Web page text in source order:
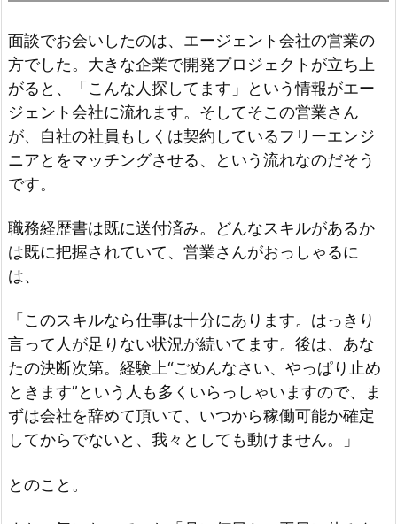
面談でお会いしたのは、エージェント会社の営業の
方でした。大きな企業で開発プロジェクトが立ち上
がると、「こんな人探してます」という情報がエー
ジェント会社に流れます。そしてそこの営業さん
が、自社の社員もしくは契約しているフリーエンジ
ニアとをマッチングさせる、という流れなのだそう
です。
職務経歴書は既に送付済み。どんなスキルがあるか
は既に把握されていて、営業さんがおっしゃるに
は、
「このスキルなら仕事は十分にあります。はっきり
言って人が足りない状況が続いてます。後は、あな
たの決断次第。経験上“ごめんなさい、やっぱり止め
ときます”という人も多くいらっしゃいますので、ま
ずは会社を辞めて頂いて、いつから稼働可能か確定
してからでないと、我々としても動けません。」
とのこと。